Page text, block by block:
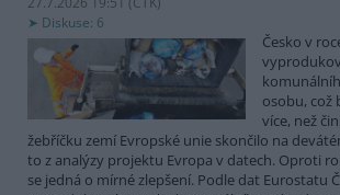
Diskuse: 6
Česko v
osobu, což
více, než
žebříčku zemí Evropské unie skončilo na
to z analýzy projektu Evropa v datech. Oproti
se jedná o mírné zlepšení. Podle dat Eurostatu